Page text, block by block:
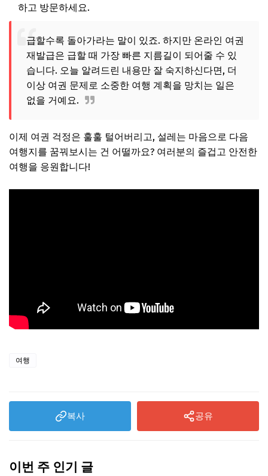
하고 방문하세요.
급할수록 돌아가라는 말이 있죠. 하지만 온라인 여권
재발급은 급할 때 가장 빠른 지름길이 되어줄 수 있
습니다. 오늘 알려드린 내용만 잘 숙지하신다면, 더
이상 여권 문제로 소중한 여행 계획을 망치는 일은
없을 거예요.
이제 여권 걱정은 훌훌 털어버리고, 설레는 마음으로 다음
여행지를 꿈꿔보시는 건 어떨까요? 여러분의 즐겁고 안전한
여행을 응원합니다!
여행
복사 공유
이번 주 인기 글